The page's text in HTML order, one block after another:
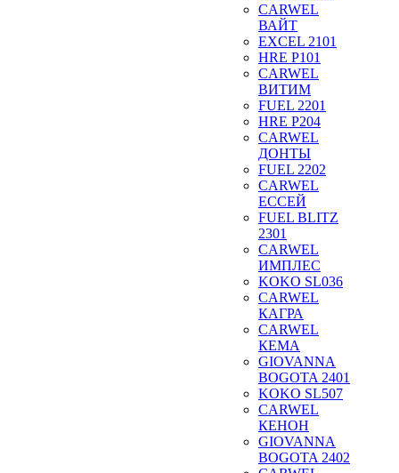
CARWEL
ВАЙТ
EXCEL 2101
HRE P101
CARWEL
ВИТИМ
FUEL 2201
HRE P204
CARWEL
ДОНТЫ
FUEL 2202
CARWEL
ЕССЕЙ
FUEL BLITZ
2301
CARWEL
ИМПЛЕС
KOKO SL036
CARWEL
КАГРА
CARWEL
КЕМА
GIOVANNA
BOGOTA 2401
KOKO SL507
CARWEL
КЕНОН
GIOVANNA
BOGOTA 2402